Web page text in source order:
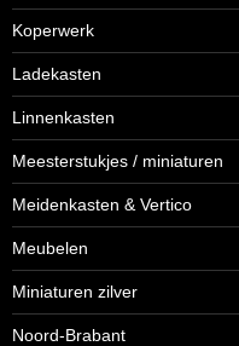
Koperwerk
Ladekasten
Linnenkasten
Meesterstukjes / miniaturen
Meidenkasten & Vertico
Meubelen
Miniaturen zilver
Noord-Brabant